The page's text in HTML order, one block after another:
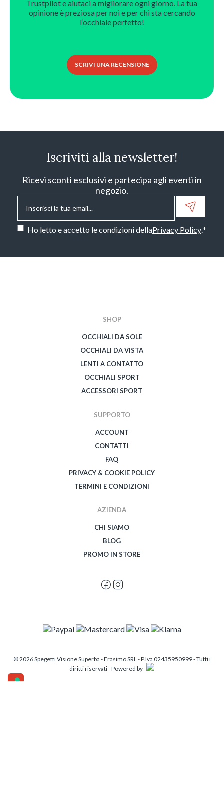
Trustpilot e aiutaci a migliorare ogni giorno. La tua
opinione è preziosa per noi e per chi sta cercando
l’occhiale perfetto!
SCRIVI UNA RECENSIONE
Iscriviti alla newsletter!
Ricevi sconti esclusivi e partecipa agli eventi in
negozio.
Email*
Consenso*
Ho letto e accetto le condizioni dellaPrivacy Policy.*
SHOP
OCCHIALI DA SOLE
OCCHIALI DA VISTA
LENTI A CONTATTO
OCCHIALI SPORT
ACCESSORI SPORT
SUPPORTO
ACCOUNT
CONTATTI
FAQ
PRIVACY & COOKIE POLICY
TERMINI E CONDIZIONI
AZIENDA
CHI SIAMO
BLOG
PROMO IN STORE
© 2026 Spegetti Visione Superba - Frasimo SRL - P.Iva 02435950999 - Tutti i
diritti riservati - Powered by